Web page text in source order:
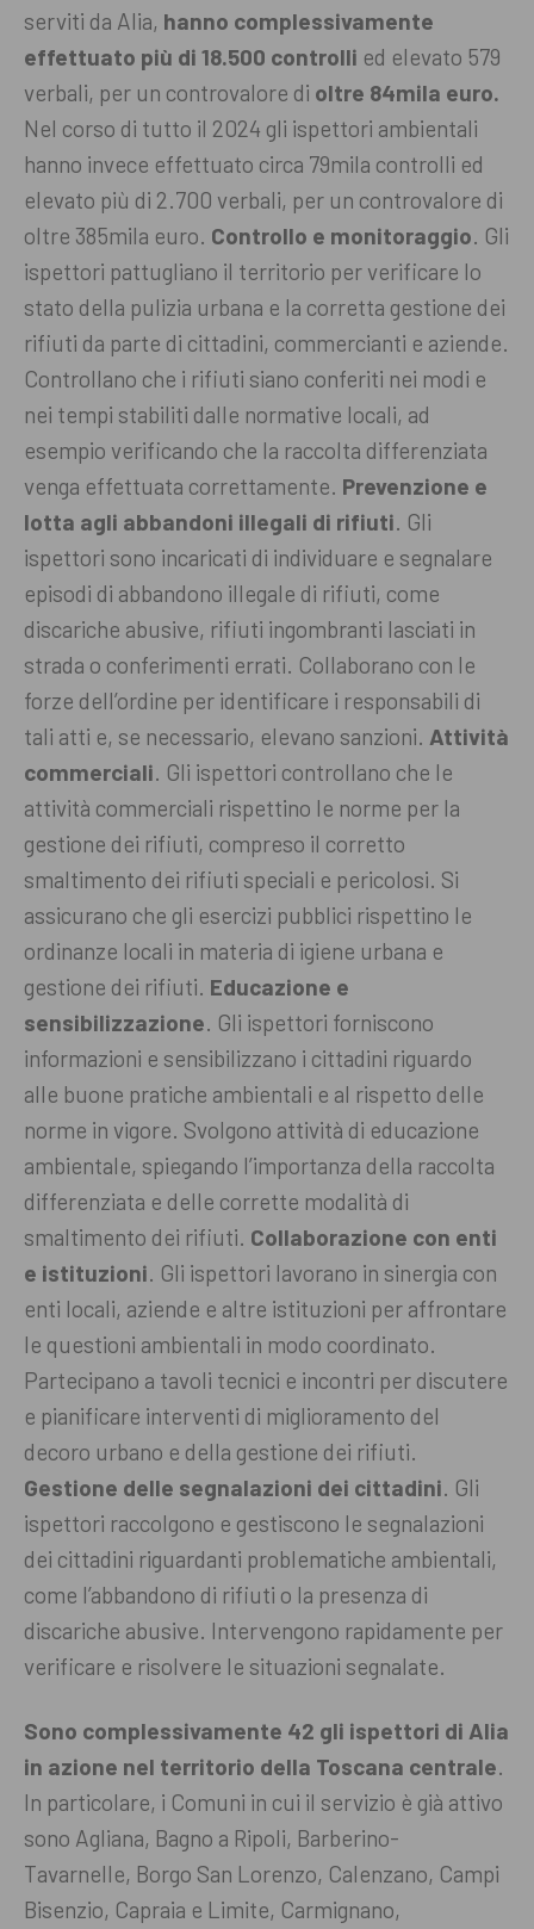
serviti da Alia, hanno complessivamente
effettuato più di 18.500 controlli ed elevato 579
verbali, per un controvalore di oltre 84mila euro.
Nel corso di tutto il 2024 gli ispettori ambientali
hanno invece effettuato circa 79mila controlli ed
elevato più di 2.700 verbali, per un controvalore di
oltre 385mila euro. Controllo e monitoraggio. Gli
ispettori pattugliano il territorio per verificare lo
stato della pulizia urbana e la corretta gestione dei
rifiuti da parte di cittadini, commercianti e aziende.
Controllano che i rifiuti siano conferiti nei modi e
nei tempi stabiliti dalle normative locali, ad
esempio verificando che la raccolta differenziata
venga effettuata correttamente. Prevenzione e
lotta agli abbandoni illegali di rifiuti. Gli
ispettori sono incaricati di individuare e segnalare
episodi di abbandono illegale di rifiuti, come
discariche abusive, rifiuti ingombranti lasciati in
strada o conferimenti errati. Collaborano con le
forze dell’ordine per identificare i responsabili di
tali atti e, se necessario, elevano sanzioni. Attività
commerciali. Gli ispettori controllano che le
attività commerciali rispettino le norme per la
gestione dei rifiuti, compreso il corretto
smaltimento dei rifiuti speciali e pericolosi. Si
assicurano che gli esercizi pubblici rispettino le
ordinanze locali in materia di igiene urbana e
gestione dei rifiuti. Educazione e
sensibilizzazione. Gli ispettori forniscono
informazioni e sensibilizzano i cittadini riguardo
alle buone pratiche ambientali e al rispetto delle
norme in vigore. Svolgono attività di educazione
ambientale, spiegando l’importanza della raccolta
differenziata e delle corrette modalità di
smaltimento dei rifiuti. Collaborazione con enti
e istituzioni. Gli ispettori lavorano in sinergia con
enti locali, aziende e altre istituzioni per affrontare
le questioni ambientali in modo coordinato.
Partecipano a tavoli tecnici e incontri per discutere
e pianificare interventi di miglioramento del
decoro urbano e della gestione dei rifiuti.
Gestione delle segnalazioni dei cittadini. Gli
ispettori raccolgono e gestiscono le segnalazioni
dei cittadini riguardanti problematiche ambientali,
come l’abbandono di rifiuti o la presenza di
discariche abusive. Intervengono rapidamente per
verificare e risolvere le situazioni segnalate.
Sono complessivamente 42 gli ispettori di Alia
in azione nel territorio della Toscana centrale.
In particolare, i Comuni in cui il servizio è già attivo
sono Agliana, Bagno a Ripoli, Barberino-
Tavarnelle, Borgo San Lorenzo, Calenzano, Campi
Bisenzio, Capraia e Limite, Carmignano,